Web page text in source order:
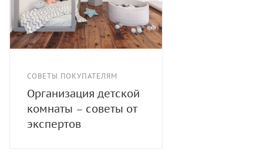
СОВЕТЫ ПОКУПАТЕЛЯМ
Организация детской
комнаты – советы от
экспертов